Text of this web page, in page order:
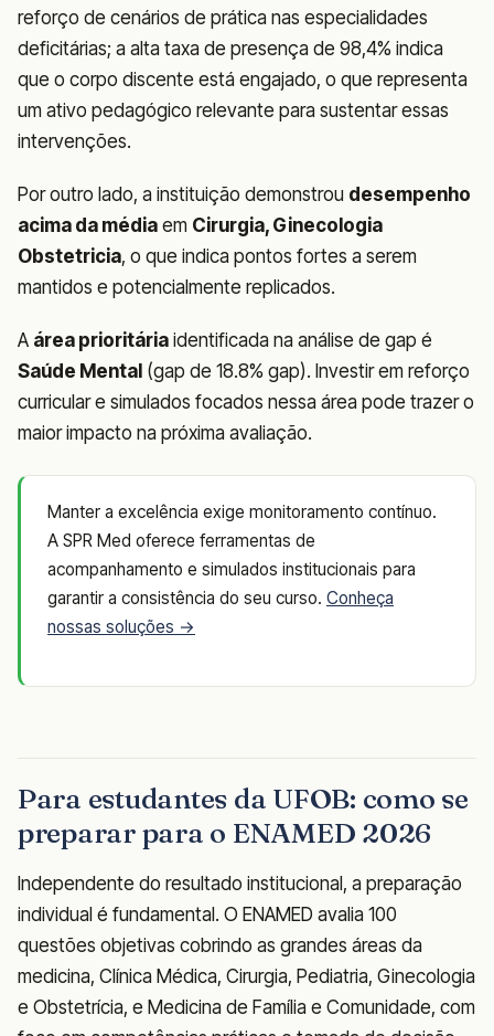
reforço de cenários de prática nas especialidades
deficitárias; a alta taxa de presença de 98,4% indica
que o corpo discente está engajado, o que representa
um ativo pedagógico relevante para sustentar essas
intervenções.
Por outro lado, a instituição demonstrou desempenho
acima da média em Cirurgia, Ginecologia
Obstetricia, o que indica pontos fortes a serem
mantidos e potencialmente replicados.
A área prioritária identificada na análise de gap é
Saúde Mental (gap de 18.8% gap). Investir em reforço
curricular e simulados focados nessa área pode trazer o
maior impacto na próxima avaliação.
Manter a excelência exige monitoramento contínuo.
A SPR Med oferece ferramentas de
acompanhamento e simulados institucionais para
garantir a consistência do seu curso. Conheça
nossas soluções →
Para estudantes da UFOB: como se
preparar para o ENAMED 2026
Independente do resultado institucional, a preparação
individual é fundamental. O ENAMED avalia 100
questões objetivas cobrindo as grandes áreas da
medicina, Clínica Médica, Cirurgia, Pediatria, Ginecologia
e Obstetrícia, e Medicina de Família e Comunidade, com